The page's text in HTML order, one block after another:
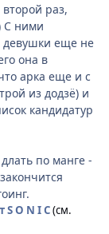
раз,
С ними
девушки еще не
она в
арка еще и с
из додзё) и
кандидатур
по манге -
S O N I C(см.